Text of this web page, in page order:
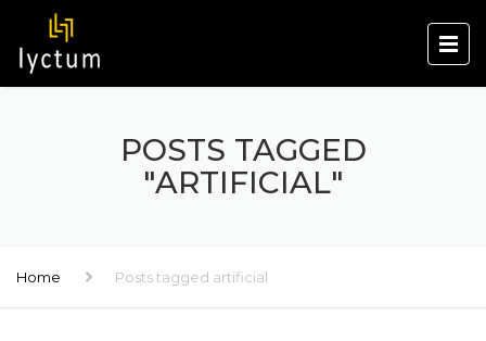
POSTS TAGGED
"ARTIFICIAL"
Home Posts tagged artificial